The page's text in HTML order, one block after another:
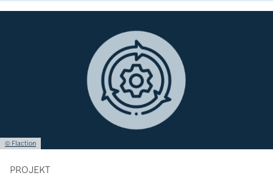
Lizenzinformationen einschließlich Urheberrecht
© Flaction
PROJEKT